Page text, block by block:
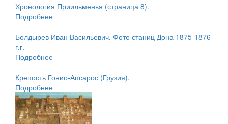
Хронология Приильменья (страница 8).
Подробнее
Болдырев Иван Васильевич. Фото станиц Дона 1875-1876
г.г.
Подробнее
Крепость Гонио-Апсарос (Грузия).
Подробнее